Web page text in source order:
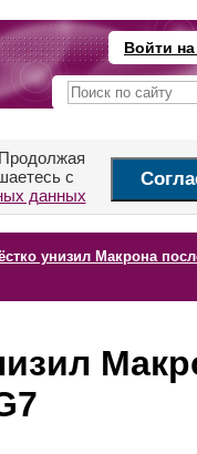
Войти
с
данных
унизил Макрона